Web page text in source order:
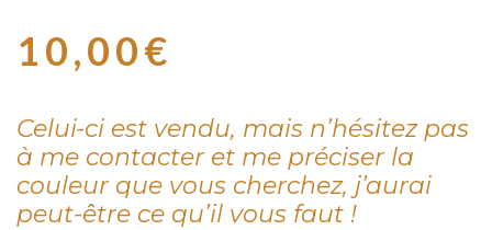
10,00€
Celui-ci est vendu, mais n’hésitez pas
à me contacter et me préciser la
couleur que vous cherchez, j’aurai
peut-être ce qu’il vous faut !